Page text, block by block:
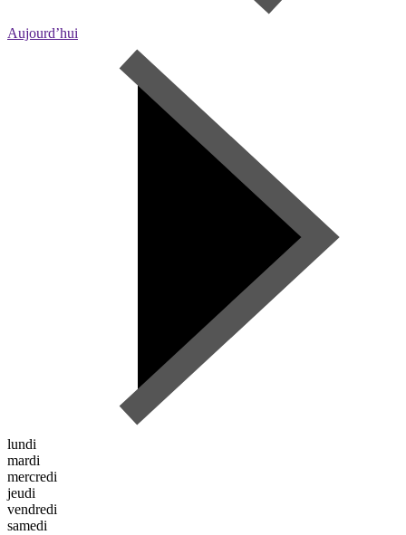
Aujourd’hui
lundi
mardi
mercredi
jeudi
vendredi
samedi